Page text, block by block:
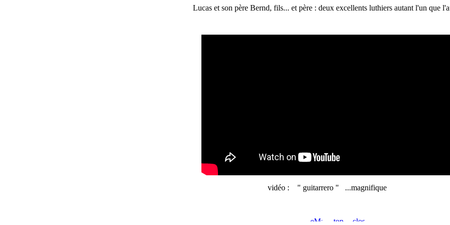
Lucas et son père Bernd, fils... et père : deux excellents luthiers autant l'un que
vidéo : " guitarrero " ...magnifique